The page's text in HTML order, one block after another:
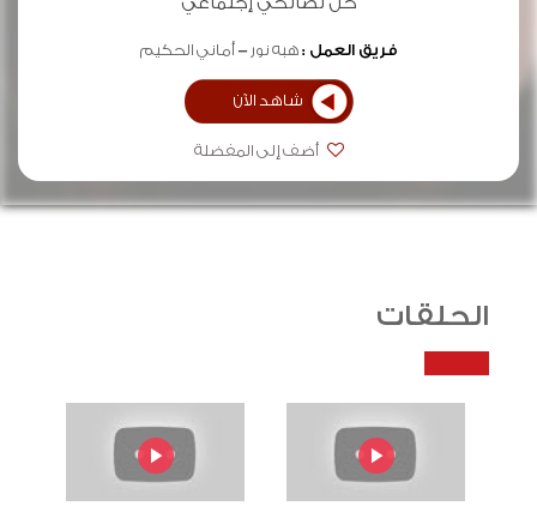
فريق العمل :هبه نور أماني الحكيم
شاهد الآن
أضف إلى المفضلة
الحلقات